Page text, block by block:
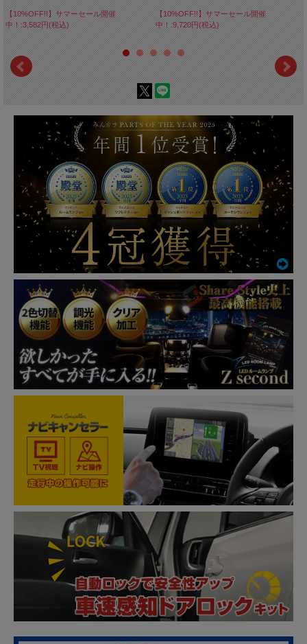
【10%OFF!!】サマーセール開催
中！:3,582円(税込)
【10%OFF!!】サマーセール開催
中！:9,720円(税込)